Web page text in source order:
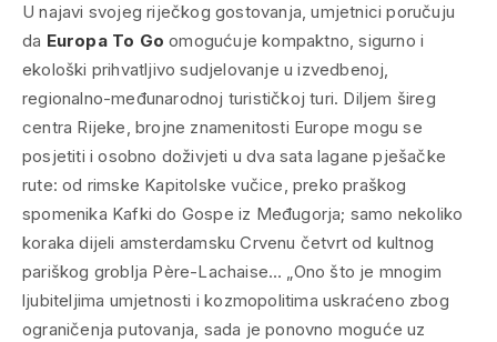
U najavi svojeg riječkog gostovanja, umjetnici poručuju
da Europa To Go omogućuje kompaktno, sigurno i
ekološki prihvatljivo sudjelovanje u izvedbenoj,
regionalno-međunarodnoj turističkoj turi. Diljem šireg
centra Rijeke, brojne znamenitosti Europe mogu se
posjetiti i osobno doživjeti u dva sata lagane pješačke
rute: od rimske Kapitolske vučice, preko praškog
spomenika Kafki do Gospe iz Međugorja; samo nekoliko
koraka dijeli amsterdamsku Crvenu četvrt od kultnog
pariškog groblja Père-Lachaise… „Ono što je mnogim
ljubiteljima umjetnosti i kozmopolitima uskraćeno zbog
ograničenja putovanja, sada je ponovno moguće uz